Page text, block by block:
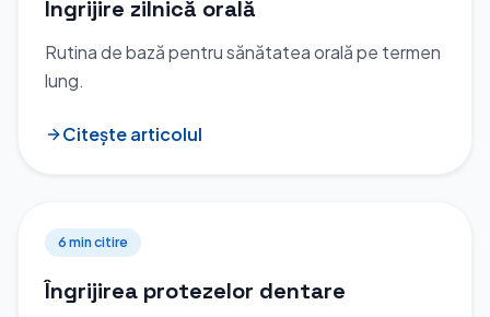
Îngrijire zilnică orală
Rutina de bază pentru sănătatea orală pe termen
lung.
Citește articolul
6 min citire
Îngrijirea protezelor dentare